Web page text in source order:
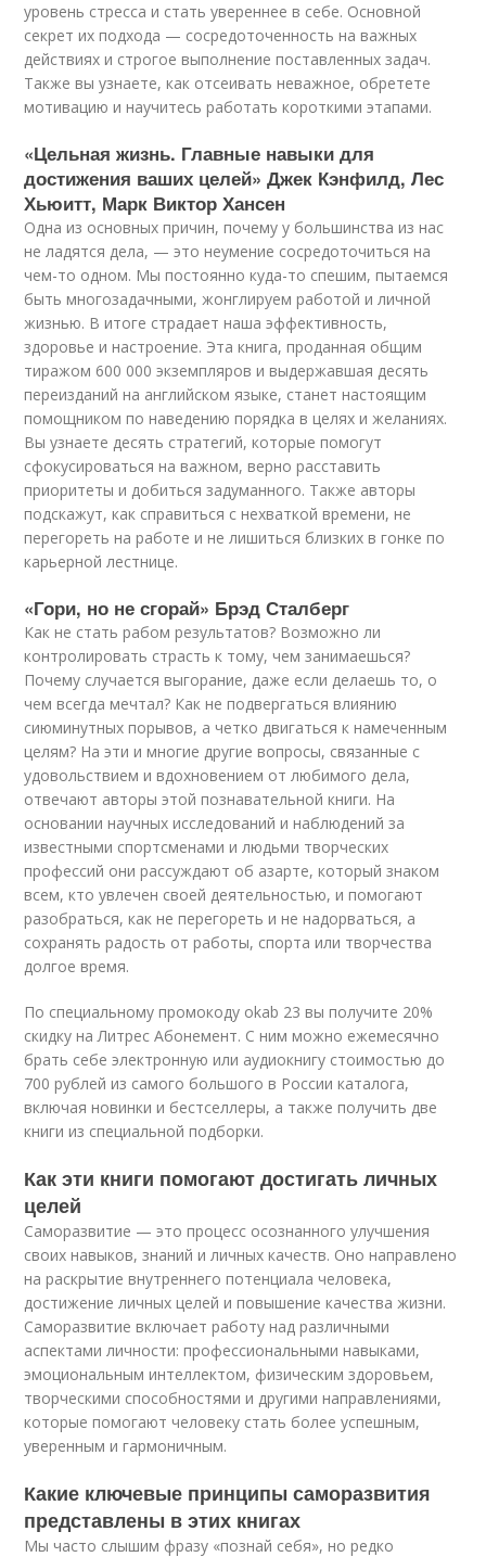
уровень стресса и стать увереннее в себе. Основной
секрет их подхода — сосредоточенность на важных
действиях и строгое выполнение поставленных задач.
Также вы узнаете, как отсеивать неважное, обретете
мотивацию и научитесь работать короткими этапами.
«Цельная жизнь. Главные навыки для
достижения ваших целей» Джек Кэнфилд, Лес
Хьюитт, Марк Виктор Хансен
Одна из основных причин, почему у большинства из нас
не ладятся дела, — это неумение сосредоточиться на
чем-то одном. Мы постоянно куда-то спешим, пытаемся
быть многозадачными, жонглируем работой и личной
жизнью. В итоге страдает наша эффективность,
здоровье и настроение. Эта книга, проданная общим
тиражом 600 000 экземпляров и выдержавшая десять
переизданий на английском языке, станет настоящим
помощником по наведению порядка в целях и желаниях.
Вы узнаете десять стратегий, которые помогут
сфокусироваться на важном, верно расставить
приоритеты и добиться задуманного. Также авторы
подскажут, как справиться с нехваткой времени, не
перегореть на работе и не лишиться близких в гонке по
карьерной лестнице.
«Гори, но не сгорай» Брэд Сталберг
Как не стать рабом результатов? Возможно ли
контролировать страсть к тому, чем занимаешься?
Почему случается выгорание, даже если делаешь то, о
чем всегда мечтал? Как не подвергаться влиянию
сиюминутных порывов, а четко двигаться к намеченным
целям? На эти и многие другие вопросы, связанные с
удовольствием и вдохновением от любимого дела,
отвечают авторы этой познавательной книги. На
основании научных исследований и наблюдений за
известными спортсменами и людьми творческих
профессий они рассуждают об азарте, который знаком
всем, кто увлечен своей деятельностью, и помогают
разобраться, как не перегореть и не надорваться, а
сохранять радость от работы, спорта или творчества
долгое время.
По специальному промокоду okab 23 вы получите 20%
скидку на Литрес Абонемент. С ним можно ежемесячно
брать себе электронную или аудиокнигу стоимостью до
700 рублей из самого большого в России каталога,
включая новинки и бестселлеры, а также получить две
книги из специальной подборки.
Как эти книги помогают достигать личных
целей
Саморазвитие — это процесс осознанного улучшения
своих навыков, знаний и личных качеств. Оно направлено
на раскрытие внутреннего потенциала человека,
достижение личных целей и повышение качества жизни.
Саморазвитие включает работу над различными
аспектами личности: профессиональными навыками,
эмоциональным интеллектом, физическим здоровьем,
творческими способностями и другими направлениями,
которые помогают человеку стать более успешным,
уверенным и гармоничным.
Какие ключевые принципы саморазвития
представлены в этих книгах
Мы часто слышим фразу «познай себя», но редко